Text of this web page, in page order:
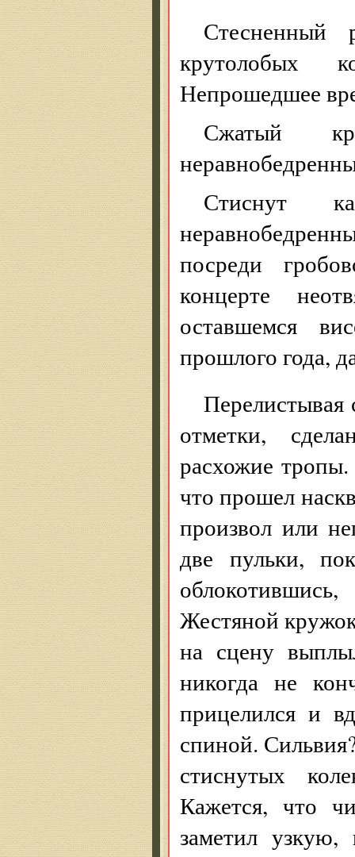
крутолобых
Непрошедшее
Сжатый
Стиснут
посреди
концерте
оставшемся
прошлого года,
отметки,
расхожие
что прошел
произвол или
две пульки,
Жестяной
на сцену
никогда не
прицелился и
спиной.
стиснутых
Кажется, что
заметил